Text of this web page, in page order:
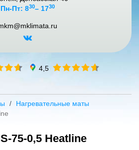
Пн-Пт: 830– 1730
4,5
Нагревательные маты
75-0,5 Heatline